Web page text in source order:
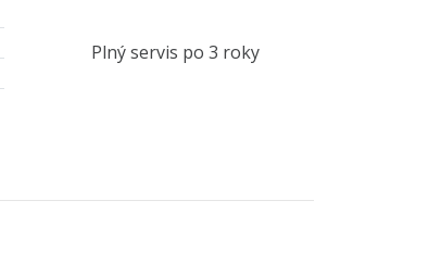
Plný servis po 3 roky